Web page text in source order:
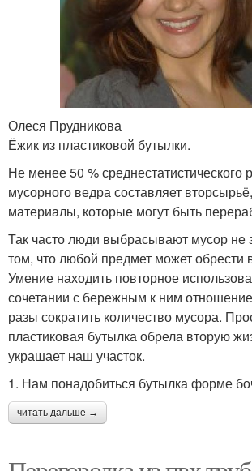
Олеся Прудникова
Ёжик из пластиковой бутылки.
Не менее 50 % среднестатистического
мусорного ведра составляет
материалы, которые могут быть
Так часто люди выбрасывают мусор не
том, что любой предмет может обрести
Умение находить повторное
сочетании с бережным к ним
разы сократить количество мусора.
пластиковая бутылка обрела вторую
украшает наш участок.
1. Нам понадобиться бутылка форме
читать дальше →